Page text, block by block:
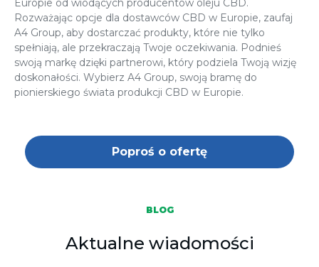
Europie od wiodących producentów oleju CBD.
Rozważając opcje dla dostawców CBD w Europie, zaufaj
A4 Group, aby dostarczać produkty, które nie tylko
spełniają, ale przekraczają Twoje oczekiwania. Podnieś
swoją markę dzięki partnerowi, który podziela Twoją wizję
doskonałości. Wybierz A4 Group, swoją bramę do
pionierskiego świata produkcji CBD w Europie.
Poproś o ofertę
BLOG
Aktualne wiadomości